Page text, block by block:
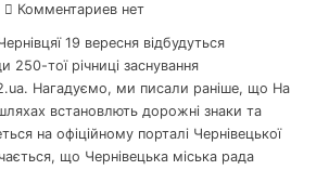
Комментариев нет
19 вересня відбудуться
250-тої річниці заснування
Нагадуємо, ми писали раніше, що На
встановлють дорожні знаки та
на офіційному порталі Чернівецької
що Чернівецька міська рада